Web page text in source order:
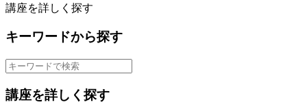
講座を詳しく探す
キーワードから探す
講座を詳しく探す